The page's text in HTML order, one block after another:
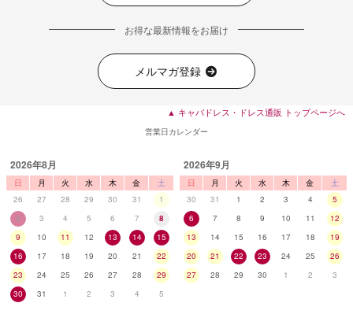
お得な最新情報をお届け
メルマガ登録
▲ キャバドレス・ドレス通販 トップページへ
営業日カレンダー
2026年8月
日 月 火 水 木 金
土
26
27 28 29 30 31
1
2
3 4 5 6 7
8
9
10 11 12 13 14
15
16
17 18 19 20 21
22
23
24 25 26 27 28
29
30
31 1 2 3 4 5
2026年9月
日 月 火 水 木 金
土
30
31 1 2 3 4
5
6
7 8 9 10 11
12
13
14 15 16 17 18
19
20
21 22 23 24 25
26
27
28 29 30 1 2 3